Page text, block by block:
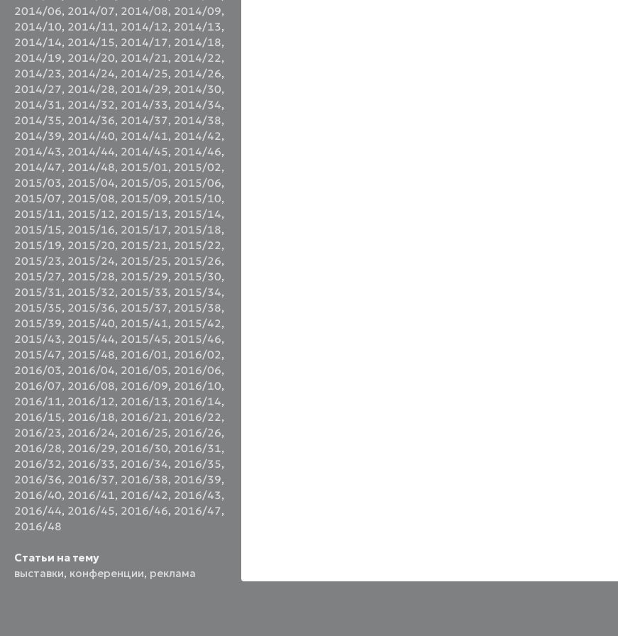
2014/06, 2014/07, 2014/08, 2014/09,
2014/10, 2014/11, 2014/12, 2014/13,
2014/14, 2014/15, 2014/17, 2014/18,
2014/19, 2014/20, 2014/21, 2014/22,
2014/23, 2014/24, 2014/25, 2014/26,
2014/27, 2014/28, 2014/29, 2014/30,
2014/31, 2014/32, 2014/33, 2014/34,
2014/35, 2014/36, 2014/37, 2014/38,
2014/39, 2014/40, 2014/41, 2014/42,
2014/43, 2014/44, 2014/45, 2014/46,
2014/47, 2014/48, 2015/01, 2015/02,
2015/03, 2015/04, 2015/05, 2015/06,
2015/07, 2015/08, 2015/09, 2015/10,
2015/11, 2015/12, 2015/13, 2015/14,
2015/15, 2015/16, 2015/17, 2015/18,
2015/19, 2015/20, 2015/21, 2015/22,
2015/23, 2015/24, 2015/25, 2015/26,
2015/27, 2015/28, 2015/29, 2015/30,
2015/31, 2015/32, 2015/33, 2015/34,
2015/35, 2015/36, 2015/37, 2015/38,
2015/39, 2015/40, 2015/41, 2015/42,
2015/43, 2015/44, 2015/45, 2015/46,
2015/47, 2015/48, 2016/01, 2016/02,
2016/03, 2016/04, 2016/05, 2016/06,
2016/07, 2016/08, 2016/09, 2016/10,
2016/11, 2016/12, 2016/13, 2016/14,
2016/15, 2016/18, 2016/21, 2016/22,
2016/23, 2016/24, 2016/25, 2016/26,
2016/28, 2016/29, 2016/30, 2016/31,
2016/32, 2016/33, 2016/34, 2016/35,
2016/36, 2016/37, 2016/38, 2016/39,
2016/40, 2016/41, 2016/42, 2016/43,
2016/44, 2016/45, 2016/46, 2016/47,
2016/48
Статьи на тему
выставки, конференции, реклама